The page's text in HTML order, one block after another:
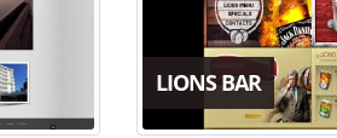
LIONS BAR